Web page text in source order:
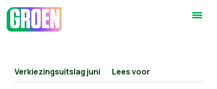
Verkiezingsuitslag juni Lees voor